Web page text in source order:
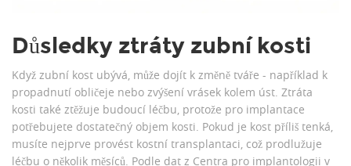
Důsledky ztráty zubní kosti
Když zubní kost ubývá, může dojít k změně tváře - například k
propadnutí obličeje nebo zvýšení vrásek kolem úst. Ztráta
kosti také ztěžuje budoucí léčbu, protože pro implantace
potřebujete dostatečný objem kosti. Pokud je kost příliš tenká,
musíte nejprve provést kostní transplantaci, což prodlužuje
léčbu o několik měsíců. Podle dat z Centra pro implantologii v